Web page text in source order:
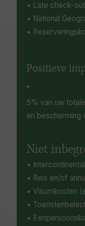
• Late check-
• National
•
Positieve
•
5% van uw
en bescherming
Niet
•
• Reis en/of
• Visumkosten
•
•